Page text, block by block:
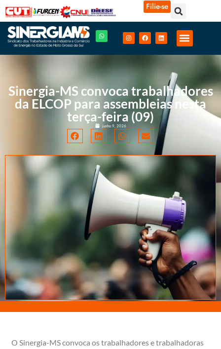
Filie-se
Sinergia-MS convoca trabalhadores
da ELCOP para assembleias nesta
terça-feira (09)
junho 9, 2026
O Sinergia-MS convoca os trabalhadores e trabalhadoras